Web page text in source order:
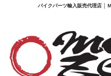
バイクパーツ輸入販売代理店 │